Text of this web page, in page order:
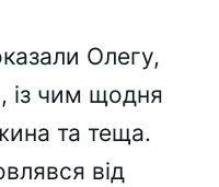
Олегу,
із чим щодня
та теща.
від